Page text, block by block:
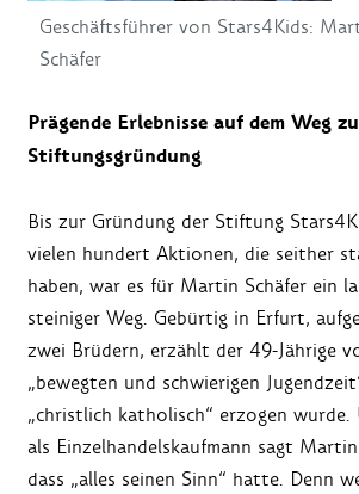
Geschäftsführer von Stars4Kids:
Schäfer
Prägende Erlebnisse auf dem Weg
Stiftungsgründung
Bis zur Gründung der Stiftung
vielen hundert Aktionen, die seither
haben, war es für Martin Schäfer ein
steiniger Weg. Gebürtig in Erfurt,
zwei Brüdern, erzählt der 49-Jährige
„bewegten und schwierigen
„christlich katholisch“ erzogen wurde.
als Einzelhandelskaufmann sagt
dass „alles seinen Sinn“ hatte. Denn